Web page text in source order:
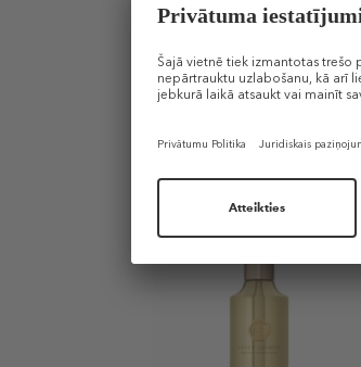
Aromātisko kociņu uzpilde
45,99 €
500 ml (0,09 € / 1 ml)